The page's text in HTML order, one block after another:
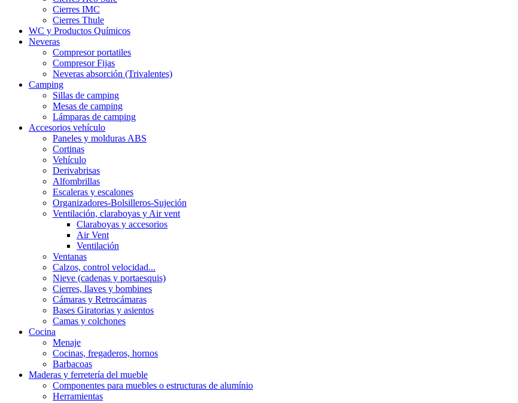
Cierres IMC
Cierres Thule
WC y Productos Químicos
Neveras
Compresor portatiles
Compresor Fijas
Neveras absorción (Trivalentes)
Camping
Sillas de camping
Mesas de camping
Lámparas de camping
Accesorios vehículo
Paneles y molduras ABS
Cortinas
Vehículo
Derivabrisas
Alfombrillas
Escaleras y escalones
Organizadores-Bolsilleros-Sujeción
Ventilación, claraboyas y Air vent
Claraboyas y accesorios
Air Vent
Ventilación
Ventanas
Calzos, control velocidad...
Nieve (cadenas y portaesquis)
Cierres, llaves y bombines
Cámaras y Retrocámaras
Bases Giratorias y asientos
Camas y colchones
Cocina
Menaje
Cocinas, fregaderos, hornos
Barbacoas
Maderas y ferretería del mueble
Componentes para muebles o estructuras de alumínio
Herramientas